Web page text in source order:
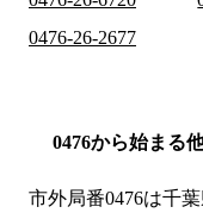
0476-26-2677
0476から始まる
市外局番0476は千